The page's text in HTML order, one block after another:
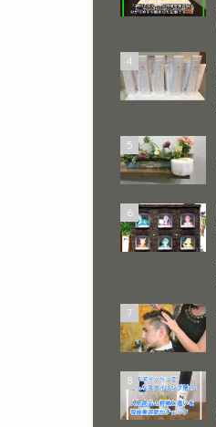
4
5
6
7
8